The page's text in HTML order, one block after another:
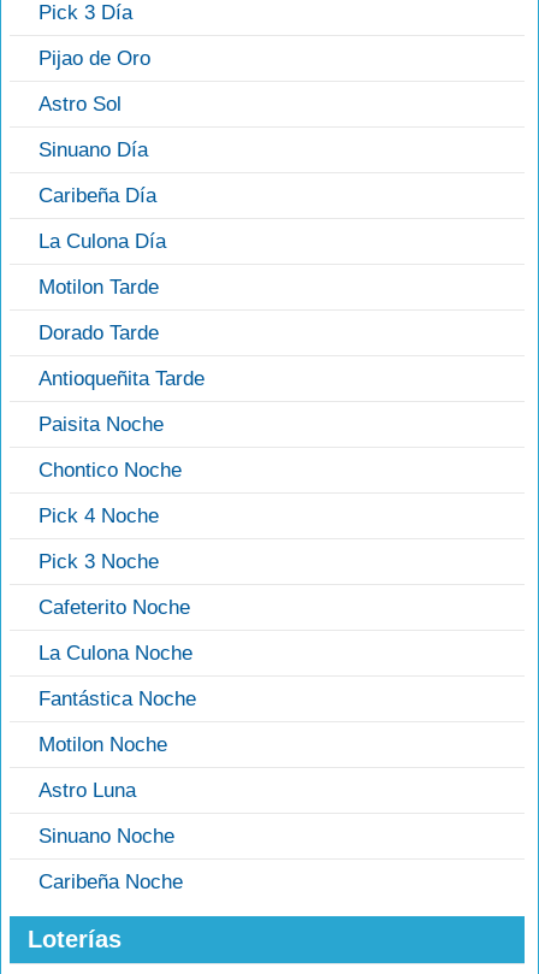
Pick 3 Día
Pijao de Oro
Astro Sol
Sinuano Día
Caribeña Día
La Culona Día
Motilon Tarde
Dorado Tarde
Antioqueñita Tarde
Paisita Noche
Chontico Noche
Pick 4 Noche
Pick 3 Noche
Cafeterito Noche
La Culona Noche
Fantástica Noche
Motilon Noche
Astro Luna
Sinuano Noche
Caribeña Noche
Loterías